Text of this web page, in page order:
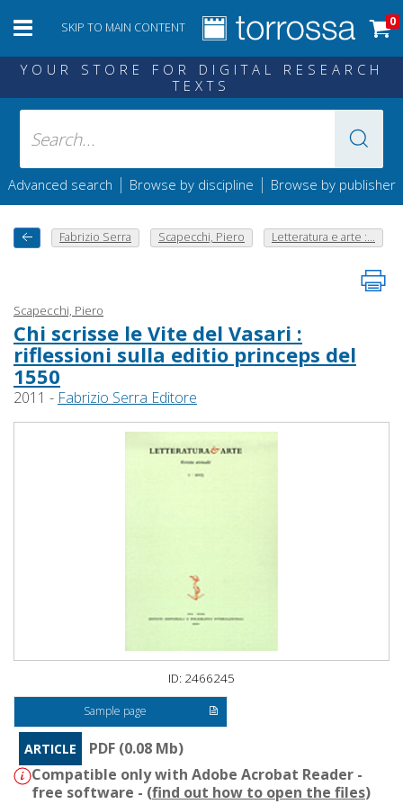
SKIP TO MAIN CONTENT 0
YOUR STORE FOR DIGITAL RESEARCH
TEXTS
Advanced search | Browse by discipline | Browse by publisher
Fabrizio Serra Scapecchi, Piero Letteratura e arte :...
Scapecchi, Piero
Chi scrisse le Vite del Vasari :
riflessioni sulla editio princeps del
1550
2011 - Fabrizio Serra Editore
ID: 2466245
Sample page
ARTICLE
PDF (0.08 Mb)
Compatible only with Adobe Acrobat Reader -
free software - (find out how to open the files)